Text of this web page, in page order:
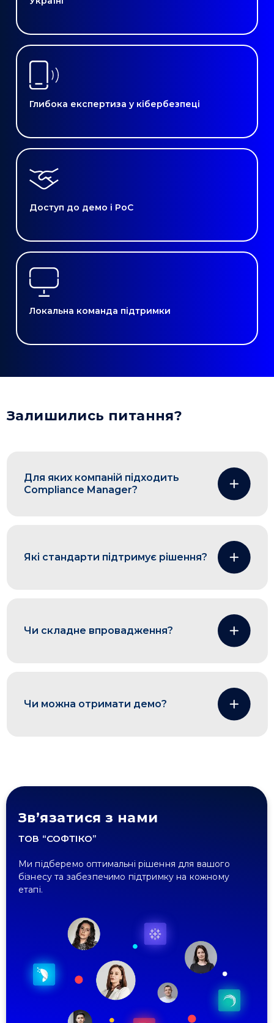
Глибока експертиза у кібербезпеці
Доступ до демо і PoC
Локальна команда підтримки
Залишились питання?
Для яких компаній підходить
Compliance Manager?
Які стандарти підтримує рішення?
Чи складне впровадження?
Чи можна отримати демо?
Зв’язатися з нами
ТОВ “СОФТІКО”
Ми підберемо оптимальні рішення для вашого
бізнесу та забезпечимо підтримку на кожному
етапі.